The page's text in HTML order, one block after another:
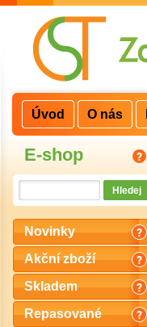
E-shop
Novinky
Akční zboží
Skladem
Repasované
Úvod O nás